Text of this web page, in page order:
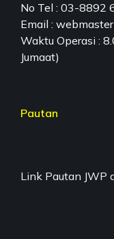
No Tel : 03-8892
Email :
Waktu Operasi :
Jumaat)
Pautan
Link Pautan JWP